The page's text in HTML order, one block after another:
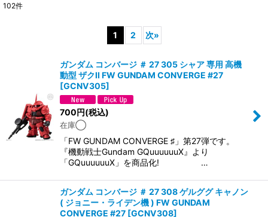
絞り込む
102件
1 2 次»
ガンダム コンバージ ＃ 27 305 シャア 専用 高機
動型 ザクII FW GUNDAM CONVERGE #27
[GCNV305]
700円(税込)
在庫◯
「FW GUNDAM CONVERGE ♯」第27弾です。
『機動戦士Gundam GQuuuuuuX』より
「GQuuuuuuX」を商品化! …
ガンダム コンバージ ＃ 27 308 ゲルググ キャノン
( ジョニー・ライデン機 ) FW GUNDAM
CONVERGE #27 [GCNV308]